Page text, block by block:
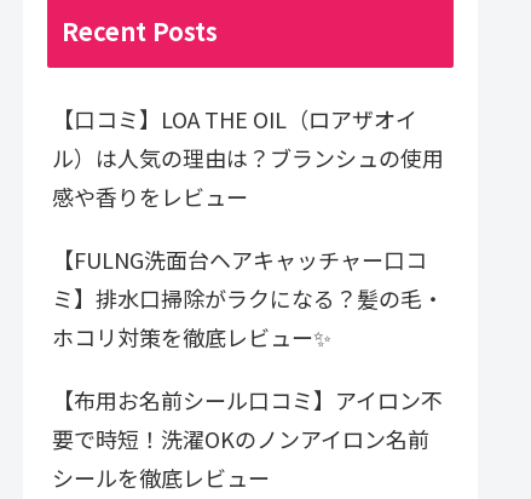
Recent Posts
【口コミ】LOA THE OIL（ロアザオイ
ル）は人気の理由は？ブランシュの使用
感や香りをレビュー
【FULNG洗面台ヘアキャッチャー口コ
ミ】排水口掃除がラクになる？髪の毛・
ホコリ対策を徹底レビュー✨
【布用お名前シール口コミ】アイロン不
要で時短！洗濯OKのノンアイロン名前
シールを徹底レビュー